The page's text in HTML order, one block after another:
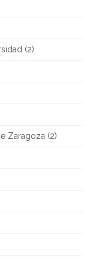
(2)
Zaragoza (2)